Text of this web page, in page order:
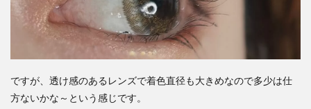
ですが、透け感のあるレンズで着色直径も大きめなので多少は仕
方ないかな～という感じです。